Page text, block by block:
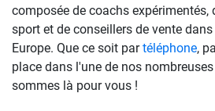
composée de coachs expérimentés,
sport et de conseillers de vente
Europe. Que ce soit partéléphone,
place dans l'une de nos nombreuses
sommes là pour vous !